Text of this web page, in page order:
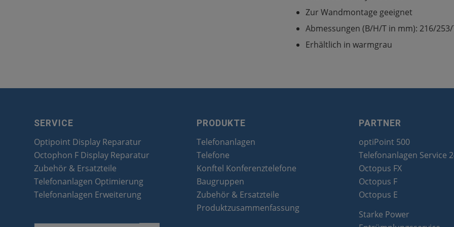
Zur Wandmontage geeignet
Abmessungen (B/H/T in mm): 216/
Erhältlich in warmgrau
SERVICE
Optipoint Display Reparatur
Octophon F Display Reparatur
Zubehör & Ersatzteile
Telefonanlagen Optimierung
Telefonanlagen Erweiterung
PRODUKTE
Telefonanlagen
Telefone
Konftel Konferenztelefone
Baugruppen
Zubehör & Ersatzteile
Produktzusammenfassung
PARTNER
optiPoint 500
Telefonanlagen Service
Octopus FX
Octopus F
Octopus E
Starke Power